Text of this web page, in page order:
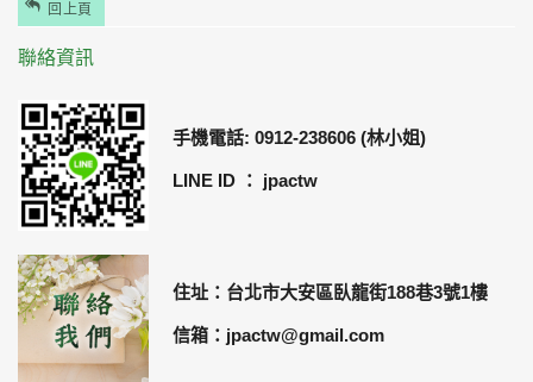
回上頁
聯絡資訊
手機電話: 0912-238606 (林小姐)
LINE ID ： jpactw
住址：台北市大安區臥龍街188巷3號1樓
信箱：jpactw@gmail.com